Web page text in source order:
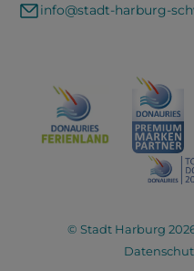
info@stadt-harburg-
© Stadt Harburg